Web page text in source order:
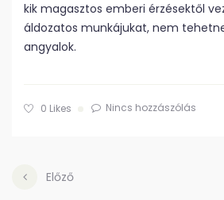
kik magasztos emberi érzésektől
áldozatos munkájukat, nem
angyalok.
0 Likes Nincs hozzászólás
Előző